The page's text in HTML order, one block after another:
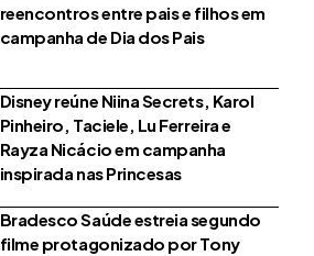
reencontros entre pais e filhos em
campanha de Dia dos Pais
Disney reúne Niina Secrets, Karol
Pinheiro, Taciele, Lu Ferreira e
Rayza Nicácio em campanha
inspirada nas Princesas
Bradesco Saúde estreia segundo
filme protagonizado por Tony